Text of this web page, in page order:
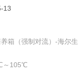
13
箱（强制对流）-海尔
～105℃